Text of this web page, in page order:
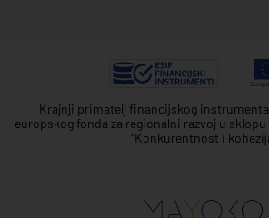
Krajnji primatelj financijskog
europskog fonda za regionalni razvoj u
"Konkurentnost i